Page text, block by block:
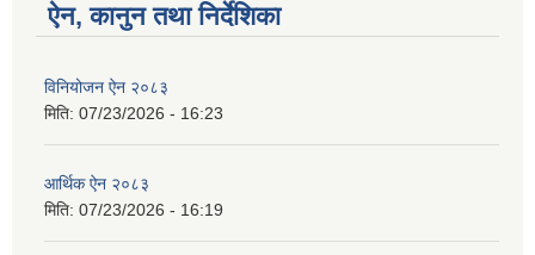
ऐन, कानुन तथा निर्देशिका
विनियोजन ऐन २०८३
मिति: 07/23/2026 - 16:23
आर्थिक ऐन २०८३
मिति: 07/23/2026 - 16:19